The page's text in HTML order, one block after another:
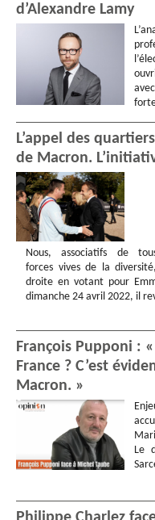
d’Alexandre Lamy
L’appel des
de Macron.
Nous, associatifs de
forces vives de la
droite en votant pour
dimanche 24 avril 2022, il
François Pupponi :
France ? C’est
Macron. »
Le